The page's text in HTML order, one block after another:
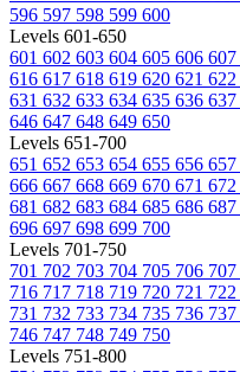
596 597 598 599 600
Levels 601-650
601 602 603 604 605 606 607
616 617 618 619 620 621 622
631 632 633 634 635 636 637
646 647 648 649 650
Levels 651-700
651 652 653 654 655 656 657
666 667 668 669 670 671 672
681 682 683 684 685 686 687
696 697 698 699 700
Levels 701-750
701 702 703 704 705 706 707
716 717 718 719 720 721 722
731 732 733 734 735 736 737
746 747 748 749 750
Levels 751-800